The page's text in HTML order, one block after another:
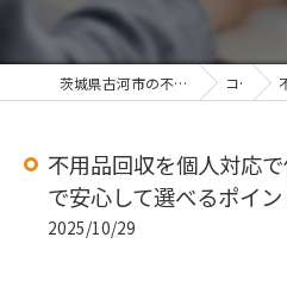
茨城県古河市の不用品回収なら片付け屋 ハリィ コラム
不用品回収を個人対応
で安心して選べるポイ
2025/10/29